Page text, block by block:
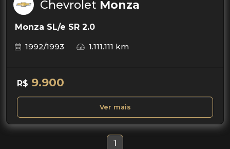
Chevrolet Monza
Monza SL/e SR 2.0
1992/1993
1.111.111 km
R$ 9.900
Ver mais
1